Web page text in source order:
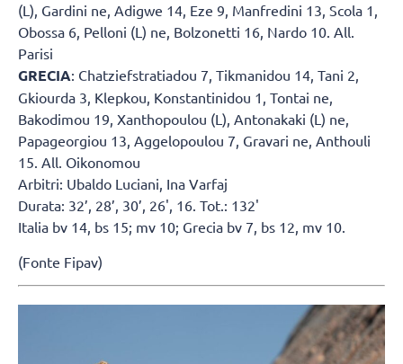
(L), Gardini ne, Adigwe 14, Eze 9, Manfredini 13, Scola 1,
Obossa 6, Pelloni (L) ne, Bolzonetti 16, Nardo 10. All.
Parisi
GRECIA: Chatziefstratiadou 7, Tikmanidou 14, Tani 2,
Gkiourda 3, Klepkou, Konstantinidou 1, Tontai ne,
Bakodimou 19, Xanthopoulou (L), Antonakaki (L) ne,
Papageorgiou 13, Aggelopoulou 7, Gravari ne, Anthouli
15. All. Oikonomou
Arbitri: Ubaldo Luciani, Ina Varfaj
Durata: 32’, 28’, 30’, 26', 16. Tot.: 132'
Italia bv 14, bs 15; mv 10; Grecia bv 7, bs 12, mv 10.
(Fonte Fipav)